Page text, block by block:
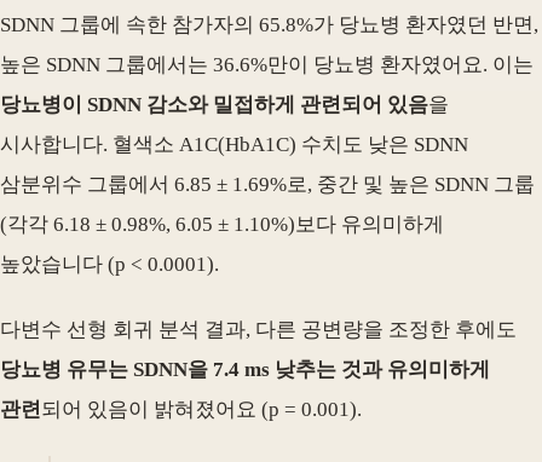
SDNN 그룹에 속한 참가자의 65.8%가 당뇨병 환자였던 반면,
높은 SDNN 그룹에서는 36.6%만이 당뇨병 환자였어요. 이는
당뇨병이 SDNN 감소와 밀접하게 관련되어 있음을
시사합니다. 혈색소 A1C(HbA1C) 수치도 낮은 SDNN
삼분위수 그룹에서 6.85 ± 1.69%로, 중간 및 높은 SDNN 그룹
(각각 6.18 ± 0.98%, 6.05 ± 1.10%)보다 유의미하게
높았습니다 (p < 0.0001).
다변수 선형 회귀 분석 결과, 다른 공변량을 조정한 후에도
당뇨병 유무는 SDNN을 7.4 ms 낮추는 것과 유의미하게
관련되어 있음이 밝혀졌어요 (p = 0.001).